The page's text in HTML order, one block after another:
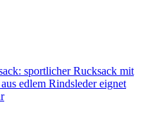
sportlicher Rucksack mit
edlem Rindsleder eignet